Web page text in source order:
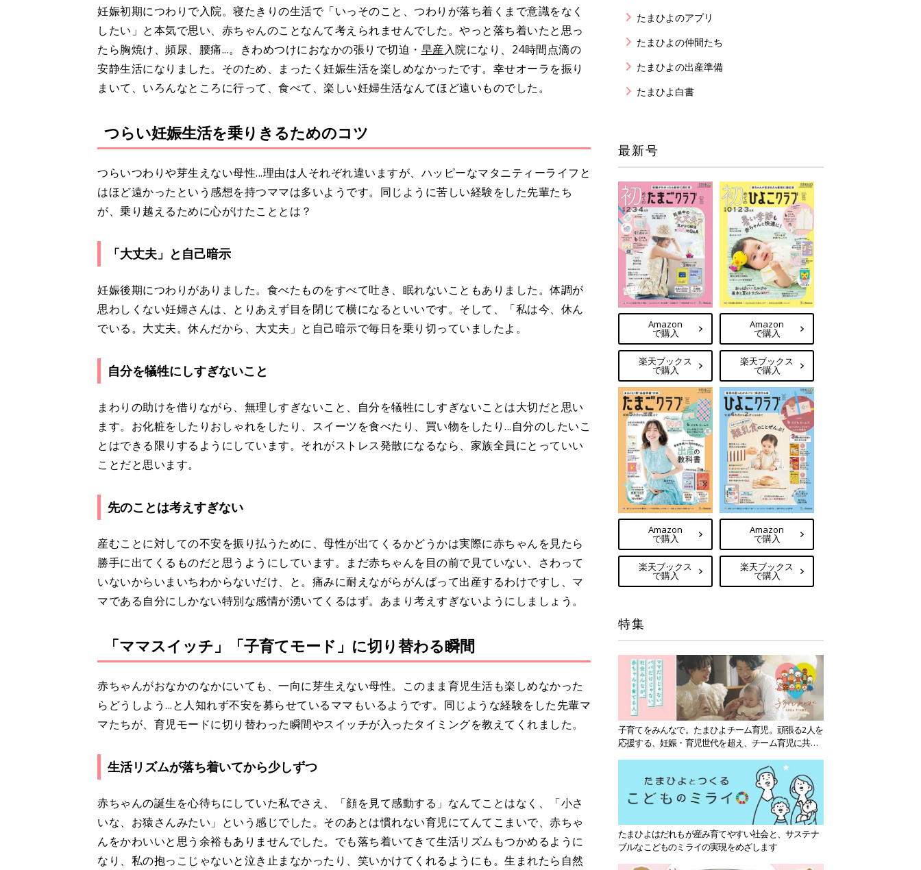
妊娠初期につわりで入院。寝たきりの生活で「いっそのこと、つわりが落ち着くまで意識をなく
したい」と本気で思い、赤ちゃんのことなんて考えられませんでした。やっと落ち着いたと思っ
たら胸焼け、頻尿、腰痛...。きわめつけにおなかの張りで切迫・ 早産入院になり、24時間点滴の
安静生活になりました。そのため、まったく妊娠生活を楽しめなかったです。幸せオーラを振り
まいて、いろんなところに行って、食べて、楽しい妊婦生活なんてほど遠いものでした。
つらい妊娠生活を乗りきるためのコツ
つらいつわりや芽生えない母性...理由は人それぞれ違いますが、ハッピーなマタニティーライフと
はほど遠かったという感想を持つママは多いようです。同じように苦しい経験をした先輩たち
が、乗り越えるために心がけたこととは？
「大丈夫」と自己暗示
妊娠後期につわりがありました。食べたものをすべて吐き、眠れないこともありました。体調が
思わしくない妊婦さんは、とりあえず目を閉じて横になるといいです。そして、「私は今、休ん
でいる。大丈夫。休んだから、大丈夫」と自己暗示で毎日を乗り切っていましたよ。
自分を犠牲にしすぎないこと
まわりの助けを借りながら、無理しすぎないこと、自分を犠牲にしすぎないことは大切だと思い
ます。お化粧をしたりおしゃれをしたり、スイーツを食べたり、買い物をしたり...自分のしたいこ
とはできる限りするようにしています。それがストレス発散になるなら、家族全員にとっていい
ことだと思います。
先のことは考えすぎない
産むことに対しての不安を振り払うために、母性が出てくるかどうかは実際に赤ちゃんを見たら
勝手に出てくるものだと思うようにしています。まだ赤ちゃんを目の前で見ていない、さわって
いないからいまいちわからないだけ、と。痛みに耐えながらがんばって出産するわけですし、マ
マである自分にしかない特別な感情が湧いてくるはず。あまり考えすぎないようにしましょう。
「ママスイッチ」「子育てモード」に切り替わる瞬間
赤ちゃんがおなかのなかにいても、一向に芽生えない母性。このまま育児生活も楽しめなかった
らどうしよう...と人知れず不安を募らせているママもいるようです。同じような経験をした先輩マ
マたちが、育児モードに切り替わった瞬間やスイッチが入ったタイミングを教えてくれました。
生活リズムが落ち着いてから少しずつ
赤ちゃんの誕生を心待ちにしていた私でさえ、「顔を見て感動する」なんてことはなく、「小さ
いな、お猿さんみたい」という感じでした。そのあとは慣れない育児にてんてこまいで、赤ちゃ
んをかわいいと思う余裕もありませんでした。でも落ち着いてきて生活リズムもつかめるように
なり、私の抱っこじゃないと泣き止まなかったり、笑いかけてくれるようにも。生まれたら自然
たまひよのアプリ
たまひよの仲間たち
たまひよの出産準備
たまひよ白書
最新号
Amazon
で購入
楽天ブックス
で購入
Amazon
で購入
楽天ブックス
で購入
Amazon
で購入
楽天ブックス
で購入
Amazon
で購入
楽天ブックス
で購入
特集
子育てをみんなで。たまひよチーム育児。頑張る2人を
応援する、妊娠・育児世代を超え、チーム育児に共感
たまひよはだれもが産み育てやすい社会と、サステナ
ブルなこどものミライの実現をめざします